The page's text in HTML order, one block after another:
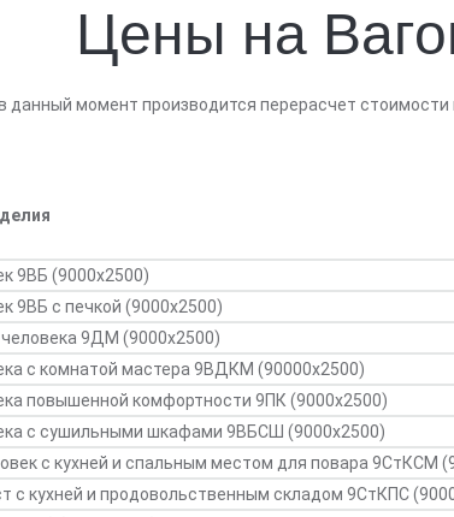
Цены на
момент производится перерасчет
9ВБ (9000х2500)
9ВБ с печкой (9000х2500)
9ДМ (9000х2500)
с комнатой мастера 9ВДКМ (90000х2500)
повышенной комфортности 9ПК (9000х2500)
с сушильными шкафами 9ВБСШ (9000х2500)
с кухней и спальным местом для повара 9СтКСМ
с кухней и продовольственным складом 9СтКПС